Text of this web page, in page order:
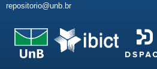
repositorio@unb.br